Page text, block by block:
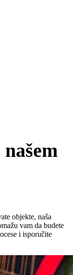
objekte, naša
vam da budete
i isporučite